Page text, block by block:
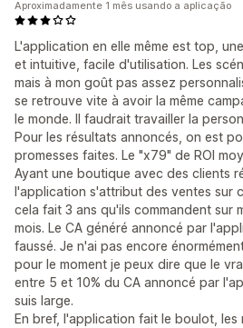
L'application en elle même est top,
et intuitive, facile d'utilisation. Les
mais à mon goût pas assez
se retrouve vite à avoir la même
le monde. Il faudrait travailler la
Pour les résultats annoncés, on est
promesses faites. Le "x79" de ROI
Ayant une boutique avec des clients
l'application s'attribut des ventes sur
cela fait 3 ans qu'ils commandent sur
mois. Le CA généré annoncé par
faussé. Je n'ai pas encore
pour le moment je peux dire que le
entre 5 et 10% du CA annoncé par
suis large.
En bref, l'application fait le boulot, les
Aproximadamente 1 mês usando a aplicação